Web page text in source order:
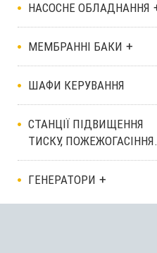
НАСОСНЕ ОБЛАДНАННЯ
МЕМБРАННІ БАКИ
ШАФИ КЕРУВАННЯ
СТАНЦІЇ ПІДВИЩЕННЯ
ТИСКУ, ПОЖЕЖОГАСІННЯ.
ГЕНЕРАТОРИ